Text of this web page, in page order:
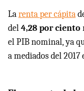
Larenta per cápita
del4,28 por ciento
el PIB nominal, ya
a mediados del 2017